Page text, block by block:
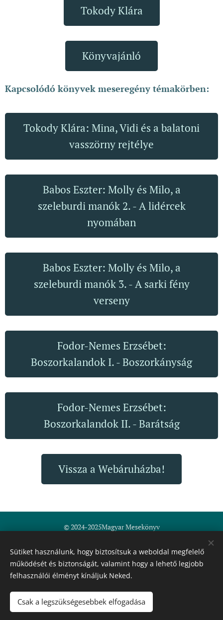
Tokody Klára
Könyvajánló
Kapcsolódó könyvek meseregény témakörben:
Tokody Klára: Mina, Vidi és a balatoni
vasszörny rejtélye
Babos Eszter: Molly és Milo, a
szeleburdi manók 2. - A lidércek
nyomában
Babos Eszter: Molly és Milo, a
szeleburdi manók 3. - A sarki fény
verseny
Fodor-Nemes Erzsébet:
Boszorkalandok I. - Boszorkányság
Fodor-Nemes Erzsébet:
Boszorkalandok II. - Barátság
Vissza a Webáruházba!
© 2024-2025Magyar Mesekönyv
Általános szerződési feltételek
Minden jog fenntartva
magyarmesekonyv@gmail.com
+36 30 562 7665
Sütiket használunk, hogy biztosítsuk a weboldal megfelelő
működését és biztonságát, valamint hogy a lehető legjobb
felhasználói élményt kínáljuk Neked.
Csak a legszükségesebbek elfogadása